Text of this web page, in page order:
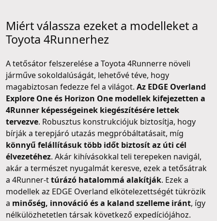
Miért válassza ezeket a modelleket a
Toyota 4Runnerhez
A tetősátor felszerelése a Toyota 4Runnerre növeli
járműve sokoldalúságát, lehetővé téve, hogy
magabiztosan fedezze fel a világot. Az EDGE Overland
Explore One és Horizon One modellek kifejezetten a
4Runner képességeinek kiegészítésére lettek
tervezve. Robusztus konstrukciójuk biztosítja, hogy
bírják a terepjáró utazás megpróbáltatásait, míg
könnyű felállításuk több időt biztosít az úti cél
élvezetéhez. Akár kihívásokkal teli terepeken navigál,
akár a természet nyugalmát keresve, ezek a tetősátrak
a 4Runner-ttúrázó hatalommá alakítják. Ezek a
modellek az EDGE Overland elkötelezettségét tükrözik
a minőség, innováció és a kaland szelleme iránt, így
nélkülözhetetlen társak következő expedíciójához.